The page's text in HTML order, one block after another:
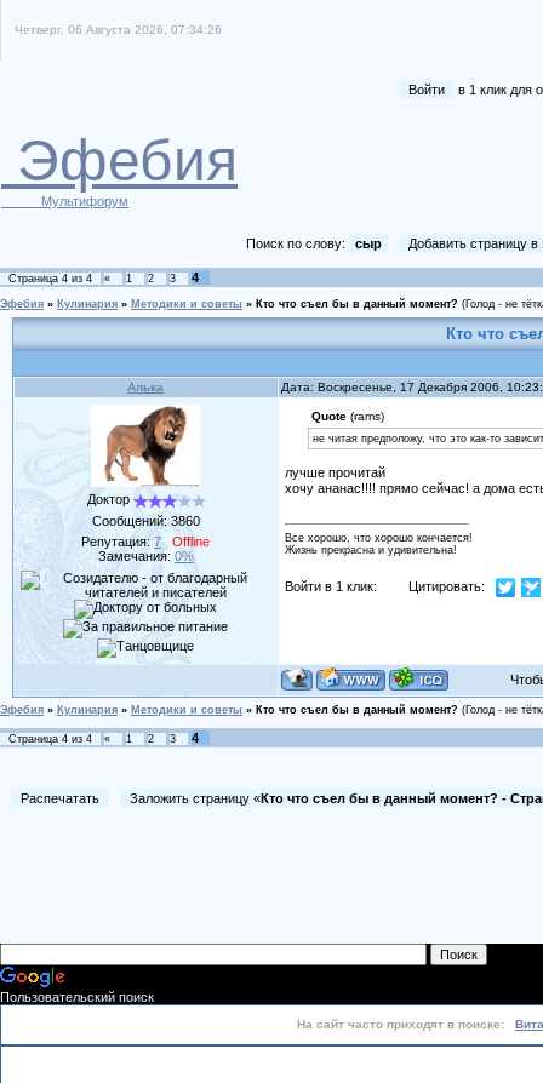
Четверг, 06 Августа 2026, 07:34:26
Войти в 1 клик для
Эфебия
Мультифорум
Поиск по слову: сыр Добавить страницу
Страница 4 из 4 « 1 2 3 4
Эфебия » Кулинария » Методики и советы » Кто что съел бы в данный момент? (Голод - не
Кто что
Алька Дата: Воскресенье, 17 Декабря 2006,
Доктор
Сообщений: 3860
Репутация:7
Offline
Замечания: 0%
Quote(rams)
не читая предположу, что это как-то
лучше прочитай
хочу ананас!!!! прямо сейчас! а дома
Все хорошо, что хорошо кончается!
Жизнь прекрасна и удивительна!
Войти в 1 клик: Цитировать:
Эфебия » Кулинария » Методики и советы » Кто что съел бы в данный момент? (Голод - не
Страница 4 из 4 « 1 2 3 4
Распечатать Заложить страницу «Кто что съел бы в данный момент? -
Пользовательский поиск
На сайт часто приходят в поиске: